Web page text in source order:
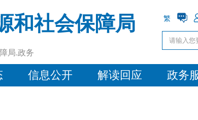
和社会保障局
局.政务
繁
信息公开 解读回应 政务